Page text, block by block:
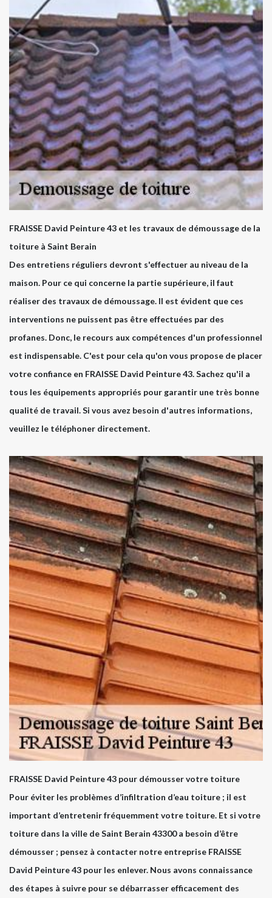
FRAISSE David Peinture 43 et les travaux de démoussage de la
toiture à Saint Berain
Des entretiens réguliers devront s'effectuer au niveau de la
maison. Pour ce qui concerne la partie supérieure, il faut
réaliser des travaux de démoussage. Il est évident que ces
interventions ne puissent pas être effectuées par des
profanes. Donc, le recours aux compétences d'un professionnel
est indispensable. C'est pour cela qu'on vous propose de placer
votre confiance en FRAISSE David Peinture 43. Sachez qu'il a
tous les équipements appropriés pour garantir une très bonne
qualité de travail. Si vous avez besoin d'autres informations,
veuillez le téléphoner directement.
FRAISSE David Peinture 43 pour démousser votre toiture
Pour éviter les problèmes d’infiltration d’eau toiture ; il est
important d’entretenir fréquemment votre toiture. Et si votre
toiture dans la ville de Saint Berain 43300 a besoin d’être
démousser ; pensez à contacter notre entreprise FRAISSE
David Peinture 43 pour les enlever. Nous avons connaissance
des étapes à suivre pour se débarrasser efficacement des